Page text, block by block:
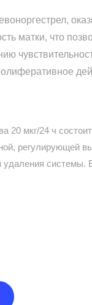
матки, что
мкг/24 ч
регулирующей
удаления